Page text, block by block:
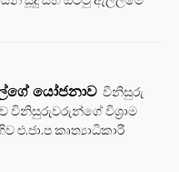
යෝජනාව විනිසුරු
විනිසුරුවරුන්ගේ විශ්‍රාම
එ.ජා.ප කෘත්‍යාධිකාරී